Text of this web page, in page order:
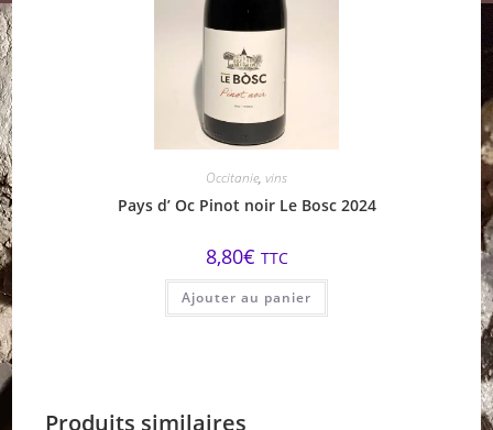
Occitanie, vins
Pays d’ Oc Pinot noir Le Bosc 2024
8,80€ TTC
Ajouter au panier
Produits similaires